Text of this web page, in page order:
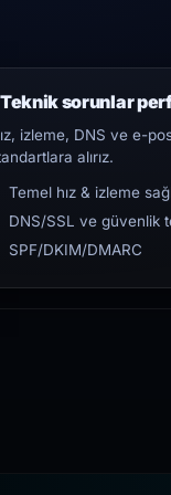
sorunlar
izleme, DNS ve e-
alırız.
Temel hız & izleme
DNS/SSL ve güvenlik
SPF/DKIM/DMARC